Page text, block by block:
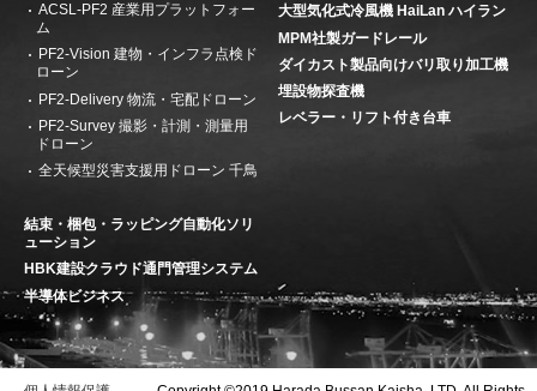
ACSL-PF2 産業用プラットフォー
ム
PF2-Vision 建物・インフラ点検ド
ローン
PF2-Delivery 物流・宅配ドローン
PF2-Survey 撮影・計測・測量用
ドローン
全天候型災害支援用ドローン 千鳥
大型気化式冷風機 HaiLan ハイラン
MPM社製ガードレール
ダイカスト製品向けバリ取り加工機
埋設物探査機
レベラー・リフト付き台車
結束・梱包・ラッピング自動化ソリ
ューション
HBK建設クラウド通門管理システム
半導体ビジネス